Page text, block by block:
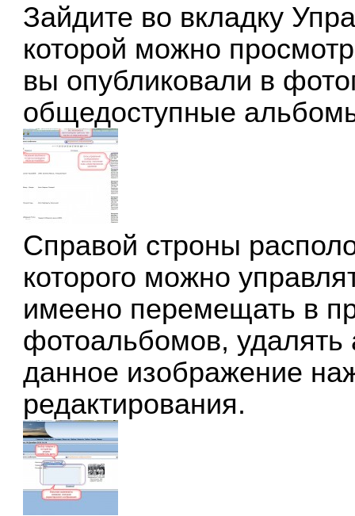
Зайдите во вкладку
которой можно
вы опубликовали в
общедоступные
Справой строны
которого можно
имеено перемещать в
фотоальбомов, удалять
данное изображение
редактирования.